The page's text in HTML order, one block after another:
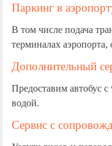
Паркинг в
В том числе подача
терминалах
Дополнительный
Предоставим автобус
водой.
Сервис с